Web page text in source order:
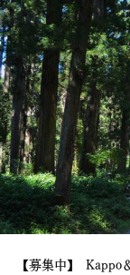
【募集中】 Kappo